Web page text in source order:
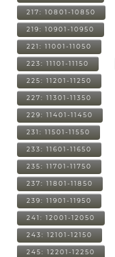
217: 10801-10850
219: 10901-10950
221: 11001-11050
223: 11101-11150
225: 11201-11250
227: 11301-11350
229: 11401-11450
231: 11501-11550
233: 11601-11650
235: 11701-11750
237: 11801-11850
239: 11901-11950
241: 12001-12050
243: 12101-12150
245: 12201-12250